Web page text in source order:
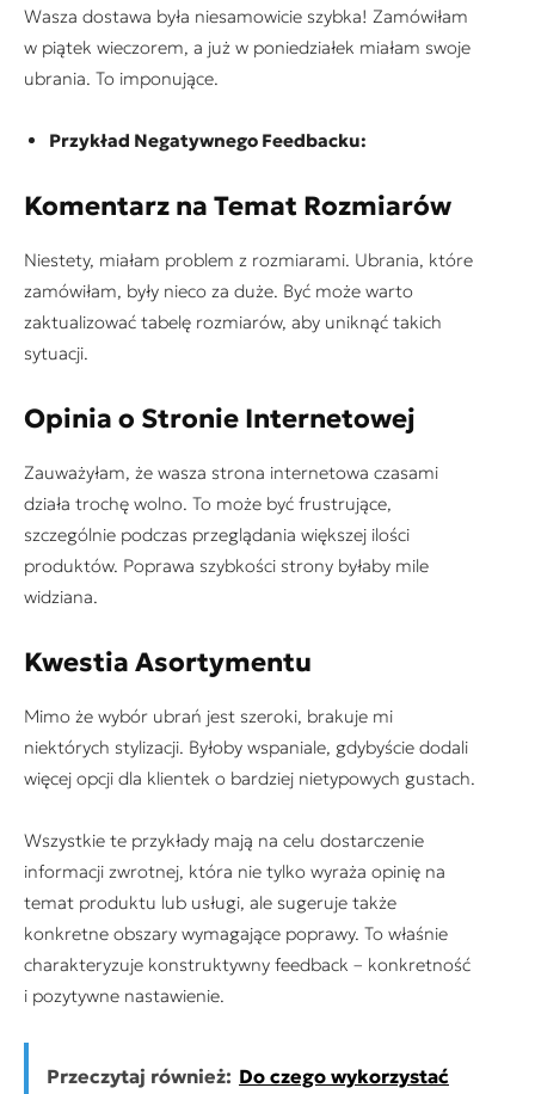
Wasza dostawa była niesamowicie szybka! Zamówiłam
w piątek wieczorem, a już w poniedziałek miałam swoje
ubrania. To imponujące.
Przykład Negatywnego Feedbacku:
Komentarz na Temat Rozmiarów
Niestety, miałam problem z rozmiarami. Ubrania, które
zamówiłam, były nieco za duże. Być może warto
zaktualizować tabelę rozmiarów, aby uniknąć takich
sytuacji.
Opinia o Stronie Internetowej
Zauważyłam, że wasza strona internetowa czasami
działa trochę wolno. To może być frustrujące,
szczególnie podczas przeglądania większej ilości
produktów. Poprawa szybkości strony byłaby mile
widziana.
Kwestia Asortymentu
Mimo że wybór ubrań jest szeroki, brakuje mi
niektórych stylizacji. Byłoby wspaniale, gdybyście dodali
więcej opcji dla klientek o bardziej nietypowych gustach.
Wszystkie te przykłady mają na celu dostarczenie
informacji zwrotnej, która nie tylko wyraża opinię na
temat produktu lub usługi, ale sugeruje także
konkretne obszary wymagające poprawy. To właśnie
charakteryzuje konstruktywny feedback – konkretność
i pozytywne nastawienie.
Przeczytaj również: Do czego wykorzystać